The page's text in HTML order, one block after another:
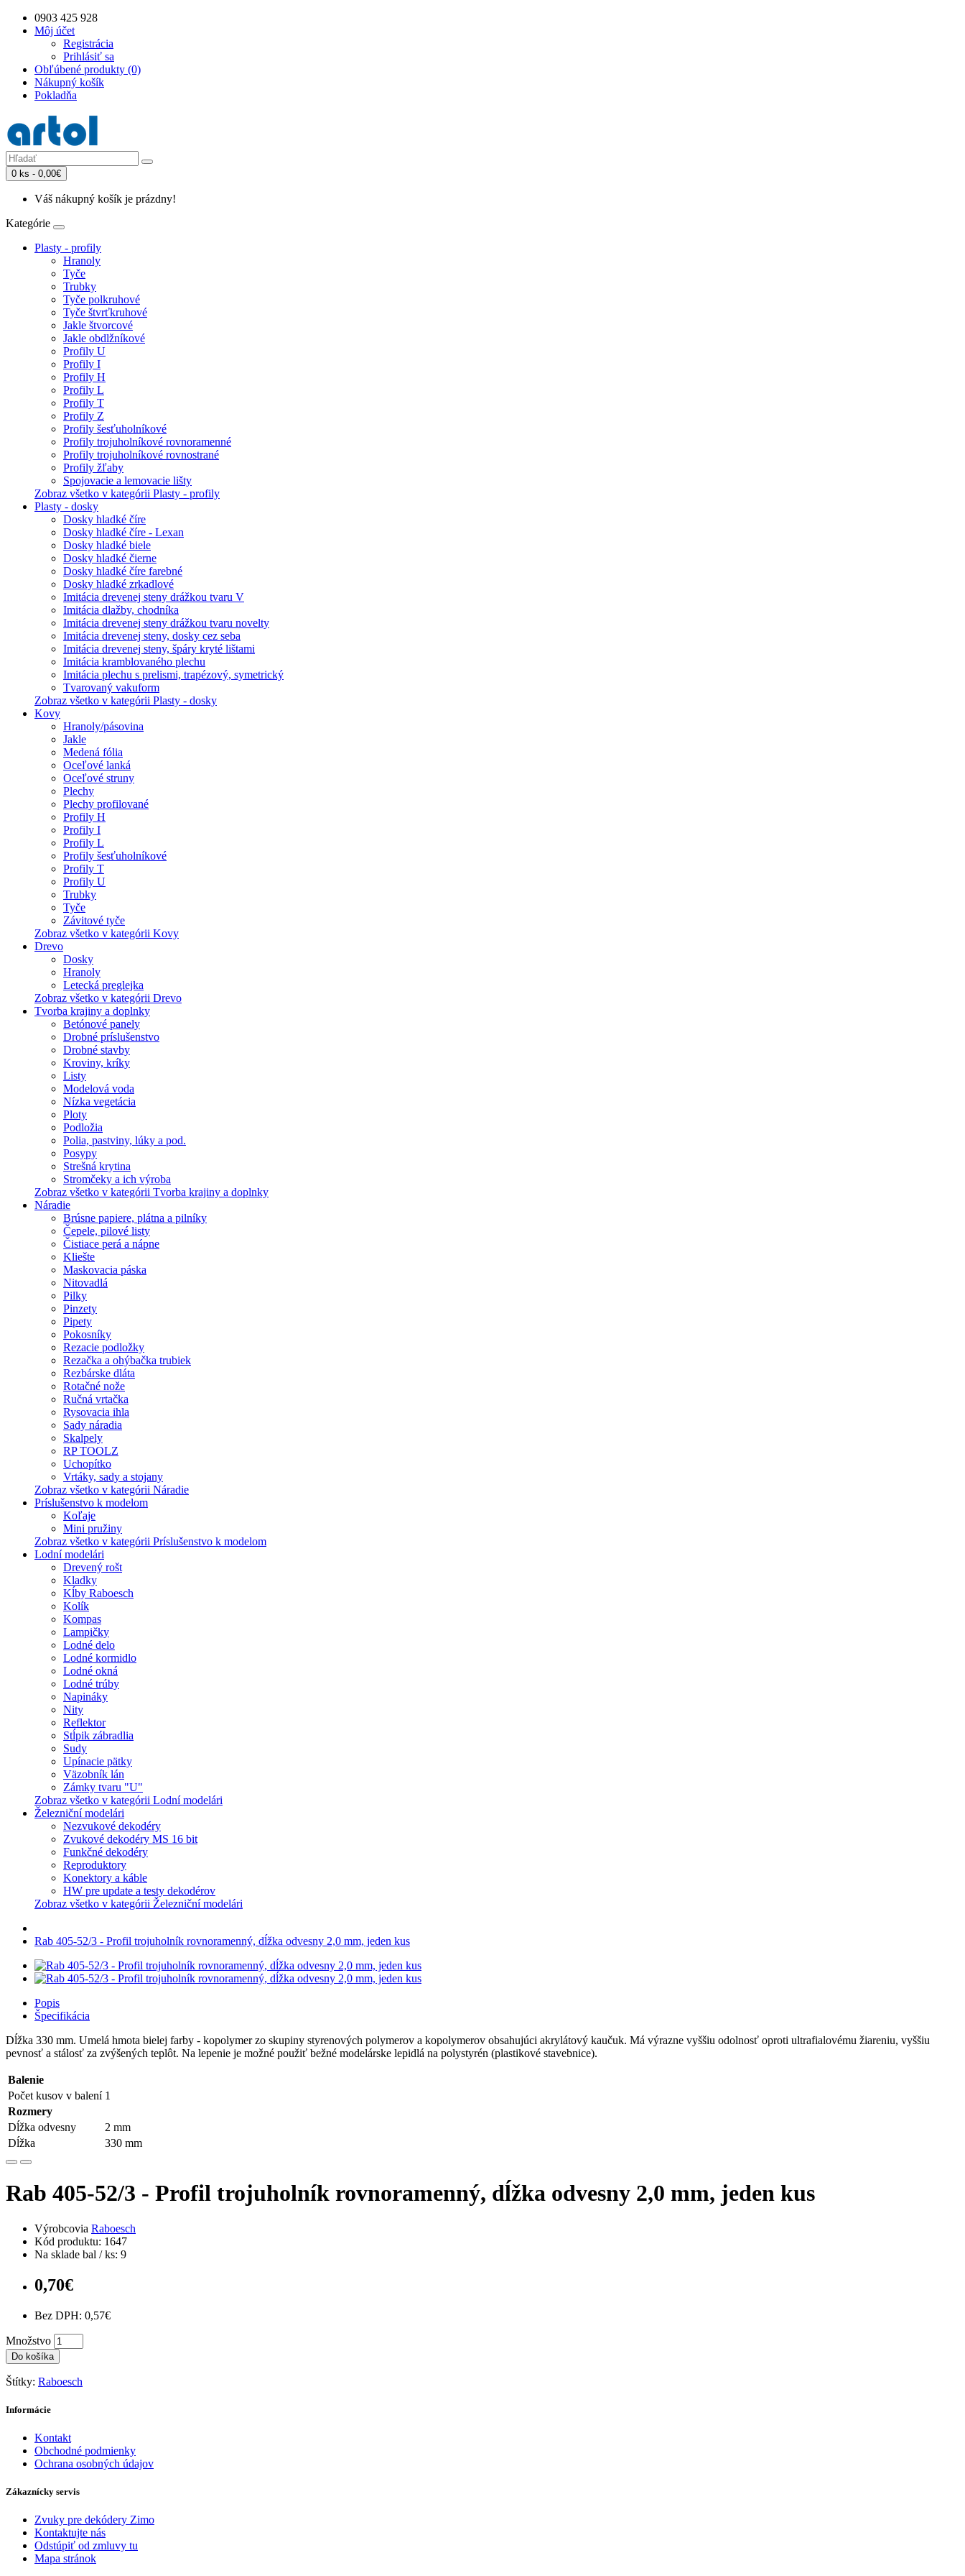
0903 425 928
Môj účet
Registrácia
Prihlásiť sa
Obľúbené produkty (0)
Nákupný košík
Pokladňa
0 ks - 0,00€
Váš nákupný košík je prázdny!
Kategórie
Plasty - profily
Hranoly
Tyče
Trubky
Tyče polkruhové
Tyče štvrťkruhové
Jakle štvorcové
Jakle obdlžníkové
Profily U
Profily I
Profily H
Profily L
Profily T
Profily Z
Profily šesťuholníkové
Profily trojuholníkové rovnoramenné
Profily trojuholníkové rovnostrané
Profily žľaby
Spojovacie a lemovacie lišty
Zobraz všetko v kategórii Plasty - profily
Plasty - dosky
Dosky hladké číre
Dosky hladké číre - Lexan
Dosky hladké biele
Dosky hladké čierne
Dosky hladké číre farebné
Dosky hladké zrkadlové
Imitácia drevenej steny drážkou tvaru V
Imitácia dlažby, chodníka
Imitácia drevenej steny drážkou tvaru novelty
Imitácia drevenej steny, dosky cez seba
Imitácia drevenej steny, špáry kryté lištami
Imitácia kramblovaného plechu
Imitácia plechu s prelismi, trapézový, symetrický
Tvarovaný vakuform
Zobraz všetko v kategórii Plasty - dosky
Kovy
Hranoly/pásovina
Jakle
Medená fólia
Oceľové lanká
Oceľové struny
Plechy
Plechy profilované
Profily H
Profily I
Profily L
Profily šesťuholníkové
Profily T
Profily U
Trubky
Tyče
Závitové tyče
Zobraz všetko v kategórii Kovy
Drevo
Dosky
Hranoly
Letecká preglejka
Zobraz všetko v kategórii Drevo
Tvorba krajiny a doplnky
Betónové panely
Drobné príslušenstvo
Drobné stavby
Kroviny, kríky
Listy
Modelová voda
Nízka vegetácia
Ploty
Podložia
Polia, pastviny, lúky a pod.
Posypy
Strešná krytina
Stromčeky a ich výroba
Zobraz všetko v kategórii Tvorba krajiny a doplnky
Náradie
Brúsne papiere, plátna a pilníky
Čepele, pilové listy
Čistiace perá a nápne
Kliešte
Maskovacia páska
Nitovadlá
Pilky
Pinzety
Pipety
Pokosníky
Rezacie podložky
Rezačka a ohýbačka trubiek
Rezbárske dláta
Rotačné nože
Ručná vrtačka
Rysovacia ihla
Sady náradia
Skalpely
RP TOOLZ
Uchopítko
Vrtáky, sady a stojany
Zobraz všetko v kategórii Náradie
Príslušenstvo k modelom
Koľaje
Mini pružiny
Zobraz všetko v kategórii Príslušenstvo k modelom
Lodní modelári
Drevený rošt
Kladky
Kĺby Raboesch
Kolík
Kompas
Lampičky
Lodné delo
Lodné kormidlo
Lodné okná
Lodné trúby
Napináky
Nity
Reflektor
Stĺpik zábradlia
Sudy
Upínacie pätky
Väzobník lán
Zámky tvaru "U"
Zobraz všetko v kategórii Lodní modelári
Železniční modelári
Nezvukové dekodéry
Zvukové dekodéry MS 16 bit
Funkčné dekodéry
Reproduktory
Konektory a káble
HW pre update a testy dekodérov
Zobraz všetko v kategórii Železniční modelári
Rab 405-52/3 - Profil trojuholník rovnoramenný, dĺžka odvesny 2,0 mm, jeden kus
Popis
Špecifikácia
Dĺžka 330 mm. Umelá hmota bielej farby - kopolymer zo skupiny styrenových polymerov a kopolymerov obsahujúci akrylátový kaučuk. Má výrazne vyššiu odolnosť oproti ultrafialovému žiareniu, vyššiu
pevnosť a stálosť za zvýšených teplôt. Na lepenie je možné použiť bežné modelárske lepidlá na polystyrén (plastikové stavebnice).
Balenie
Počet kusov v balení 1
Rozmery
Dĺžka odvesny
2 mm
Dĺžka
330 mm
Rab 405-52/3 - Profil trojuholník rovnoramenný, dĺžka odvesny 2,0 mm, jeden kus
Výrobcovia Raboesch
Kód produktu: 1647
Na sklade bal / ks: 9
0,70€
Bez DPH: 0,57€
Množstvo
Do košíka
Štítky: Raboesch
Informácie
Kontakt
Obchodné podmienky
Ochrana osobných údajov
Zákaznícky servis
Zvuky pre dekódery Zimo
Kontaktujte nás
Odstúpiť od zmluvy tu
Mapa stránok